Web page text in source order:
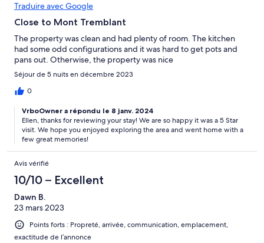
Traduire avec Google
Close to Mont Tremblant
The property was clean and had plenty of room. The kitchen
had some odd configurations and it was hard to get pots and
pans out. Otherwise, the property was nice
Séjour de 5 nuits en décembre 2023
0
VrboOwner a répondu le 8 janv. 2024
Ellen, thanks for reviewing your stay! We are so happy it was a 5 Star
visit. We hope you enjoyed exploring the area and went home with a
few great memories!
Avis vérifié
10/10 – Excellent
Dawn B.
23 mars 2023
Points forts : Propreté, arrivée, communication, emplacement,
exactitude de l’annonce